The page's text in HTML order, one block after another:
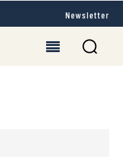
Newsletter